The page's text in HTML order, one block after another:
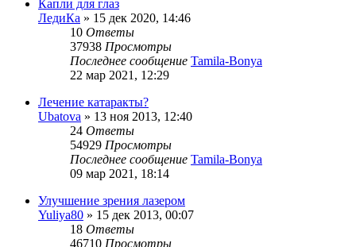
Капли для глаз
ЛедиКа » 15 дек 2020, 14:46
10 Ответы
37938 Просмотры
Последнее сообщение Tamila-Bonya
22 мар 2021, 12:29
Лечение катаракты?
Ubatova » 13 ноя 2013, 12:40
24 Ответы
54929 Просмотры
Последнее сообщение Tamila-Bonya
09 мар 2021, 18:14
Улучшение зрения лазером
Yuliya80 » 15 дек 2013, 00:07
18 Ответы
46710 Просмотры